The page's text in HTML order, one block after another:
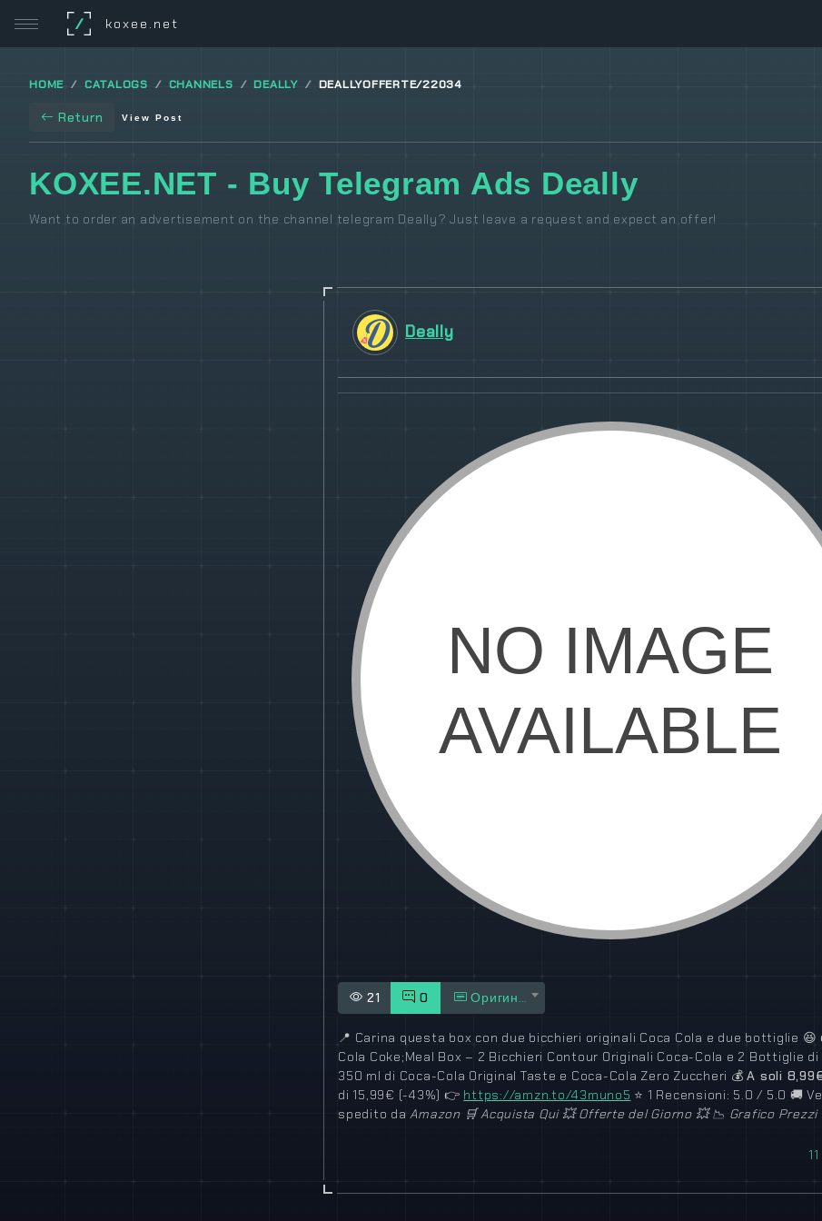
/ koxee.net
HOME CATALOGS CHANNELS DEALLY DEALLYOFFERTE/22034
Return View Post
KOXEE.NET - Buy Telegram Ads Deally
Want to order an advertisement on the channel telegram Deally? Just leave a request and expect an offer!
Deally
21 0 Оригинал
📍 Carina questa box con due bicchieri originali Coca Cola e due bottiglie 😆
Cola Coke;Meal Box – 2 Bicchieri Contour Originali Coca-Cola e 2 Bottiglie
350 ml di Coca-Cola Original Taste e Coca-Cola Zero Zuccheri 💰 A soli
di 15,99€ (-43%) 👉 https://amzn.to/43muno5 ⭐ 1 Recensioni: 5.0 / 5.0 🚚
spedito daAmazon 🛒Acquista Qui 💥Offerte del Giorno 💥 📉 Grafico Prezzi